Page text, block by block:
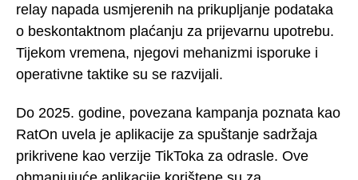
relay napada usmjerenih na prikupljanje podataka
o beskontaktnom plaćanju za prijevarnu upotrebu.
Tijekom vremena, njegovi mehanizmi isporuke i
operativne taktike su se razvijali.
Do 2025. godine, povezana kampanja poznata kao
RatOn uvela je aplikacije za spuštanje sadržaja
prikrivene kao verzije TikToka za odrasle. Ove